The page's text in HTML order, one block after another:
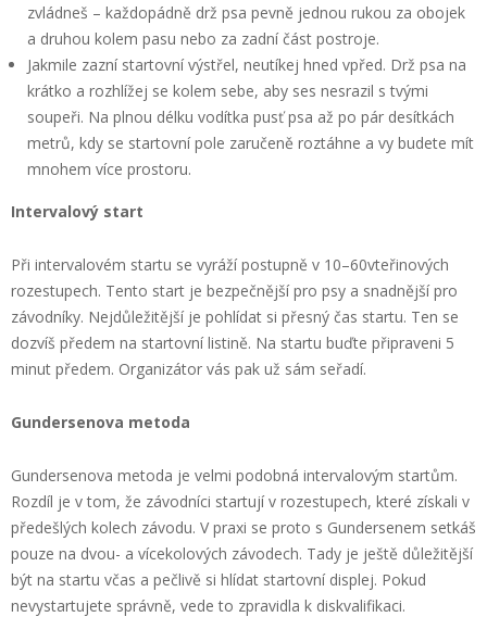
zvládneš – každopádně drž psa pevně jednou rukou za obojek
a druhou kolem pasu nebo za zadní část postroje.
Jakmile zazní startovní výstřel, neutíkej hned vpřed. Drž psa na
krátko a rozhlížej se kolem sebe, aby ses nesrazil s tvými
soupeři. Na plnou délku vodítka pusť psa až po pár desítkách
metrů, kdy se startovní pole zaručeně roztáhne a vy budete mít
mnohem více prostoru.
Intervalový start
Při intervalovém startu se vyráží postupně v 10–60vteřinových
rozestupech. Tento start je bezpečnější pro psy a snadnější pro
závodníky. Nejdůležitější je pohlídat si přesný čas startu. Ten se
dozvíš předem na startovní listině. Na startu buďte připraveni 5
minut předem. Organizátor vás pak už sám seřadí.
Gundersenova metoda
Gundersenova metoda je velmi podobná intervalovým startům.
Rozdíl je v tom, že závodníci startují v rozestupech, které získali v
předešlých kolech závodu. V praxi se proto s Gundersenem setkáš
pouze na dvou- a vícekolových závodech. Tady je ještě důležitější
být na startu včas a pečlivě si hlídat startovní displej. Pokud
nevystartujete správně, vede to zpravidla k diskvalifikaci.